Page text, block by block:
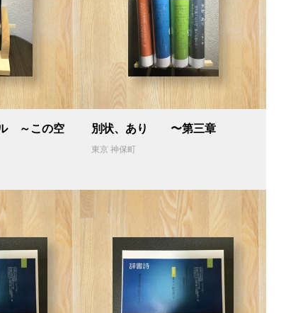
ル ～この空
別状、あり 〜第三章
東京 神保町